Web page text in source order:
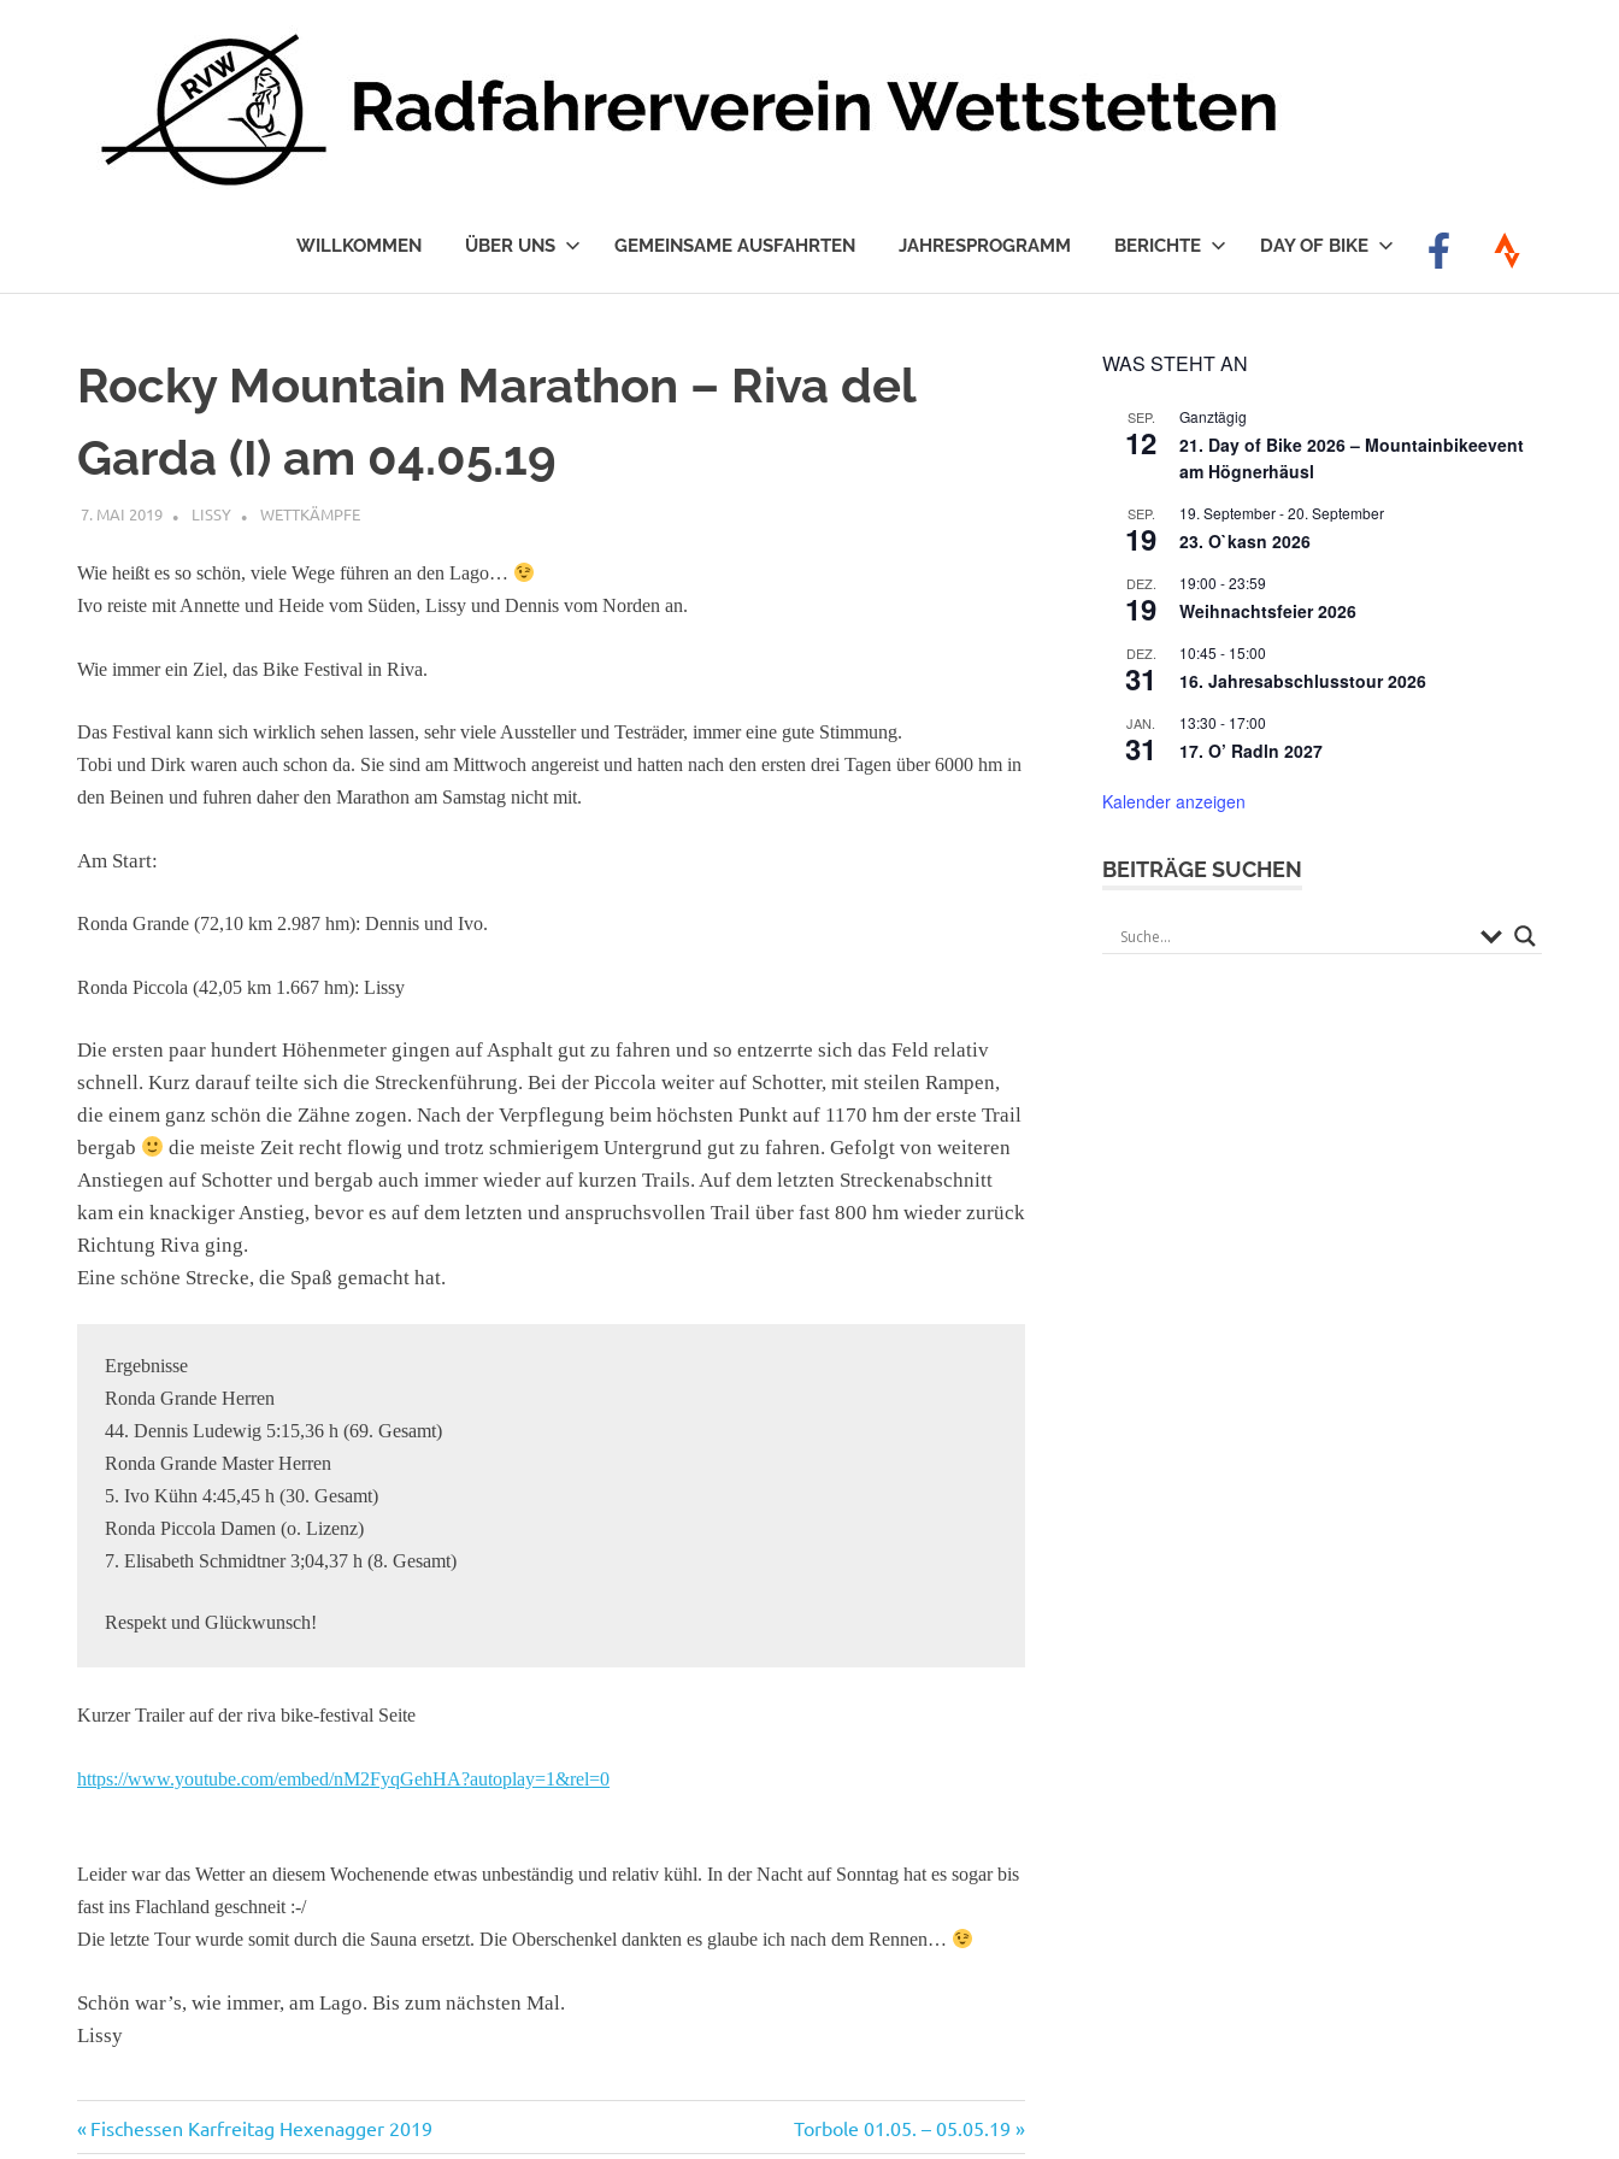
WILLKOMMEN ÜBER UNS GEMEINSAME AUSFAHRTEN JAHRESPROGRAMM BERICHTE DAY OF BIKE
Rocky Mountain Marathon – Riva del
Garda (I) am 04.05.19
7. MAI 2019 LISSY WETTKÄMPFE
Wie heißt es so schön, viele Wege führen an den Lago…
Ivo reiste mit Annette und Heide vom Süden, Lissy und Dennis vom Norden an.
Wie immer ein Ziel, das Bike Festival in Riva.
Das Festival kann sich wirklich sehen lassen, sehr viele Aussteller und Testräder, immer eine gute Stimmung.
Tobi und Dirk waren auch schon da. Sie sind am Mittwoch angereist und hatten nach den ersten drei Tagen über 6000 hm in
den Beinen und fuhren daher den Marathon am Samstag nicht mit.
Am Start:
Ronda Grande (72,10 km 2.987 hm): Dennis und Ivo.
Ronda Piccola (42,05 km 1.667 hm): Lissy
Die ersten paar hundert Höhenmeter gingen auf Asphalt gut zu fahren und so entzerrte sich das Feld relativ
schnell. Kurz darauf teilte sich die Streckenführung. Bei der Piccola weiter auf Schotter, mit steilen Rampen,
die einem ganz schön die Zähne zogen. Nach der Verpflegung beim höchsten Punkt auf 1170 hm der erste Trail
bergab
die meiste Zeit recht flowig und trotz schmierigem Untergrund gut zu fahren. Gefolgt von weiteren
Anstiegen auf Schotter und bergab auch immer wieder auf kurzen Trails. Auf dem letzten Streckenabschnitt
kam ein knackiger Anstieg, bevor es auf dem letzten und anspruchsvollen Trail über fast 800 hm wieder zurück
Richtung Riva ging.
Eine schöne Strecke, die Spaß gemacht hat.
Ergebnisse
Ronda Grande Herren
44. Dennis Ludewig 5:15,36 h (69. Gesamt)
Ronda Grande Master Herren
5. Ivo Kühn 4:45,45 h (30. Gesamt)
Ronda Piccola Damen (o. Lizenz)
7. Elisabeth Schmidtner 3;04,37 h (8. Gesamt)
Respekt und Glückwunsch!
Kurzer Trailer auf der riva bike-festival Seite
https://www.youtube.com/embed/nM2FyqGehHA?autoplay=1&rel=0
Leider war das Wetter an diesem Wochenende etwas unbeständig und relativ kühl. In der Nacht auf Sonntag hat es sogar bis
fast ins Flachland geschneit :-/
Die letzte Tour wurde somit durch die Sauna ersetzt. Die Oberschenkel dankten es glaube ich nach dem Rennen…
Schön war’s, wie immer, am Lago. Bis zum nächsten Mal.
Lissy
Beitragsnavigation
Vorheriger
Fischessen Karfreitag Hexenagger 2019
Nächster
Torbole 01.05. – 05.05.19
WAS STEHT AN
SEP.
12
Ganztägig
21. Day of Bike 2026 – Mountainbikeevent
am Högnerhäusl
SEP.
19
19. September-20. September
23. O`kasn 2026
DEZ.
19
19:00 -23:59
Weihnachtsfeier 2026
DEZ.
31
10:45 - 15:00
16. Jahresabschlusstour 2026
JAN.
31
13:30 - 17:00
17. O’ Radln 2027
Kalender anzeigen
BEITRÄGE SUCHEN